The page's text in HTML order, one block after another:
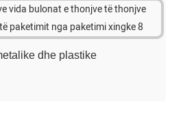
dhe plastike